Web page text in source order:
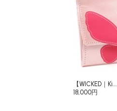
【WICKED｜Ki...
18,000円